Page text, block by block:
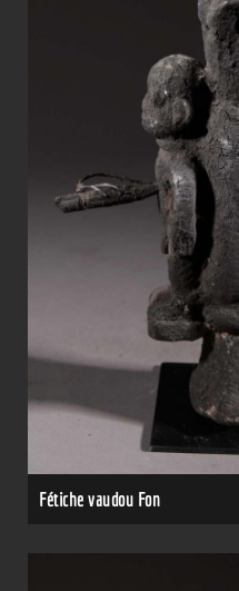
Fétiche vaudou Fon